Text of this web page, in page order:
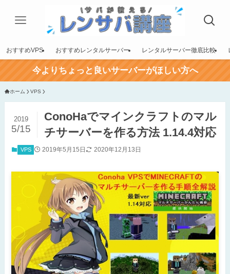
おすすめVPS おすすめレンタルサーバー レンタルサーバー徹底比較
今よりちょっと良いサーバーがほしい方へ
ホーム VPS
ConoHaでマインクラフトのマル
チサーバーを作る方法 1.14.4対応
2019
5/15
VPS 2019年5月15日 2020年12月13日